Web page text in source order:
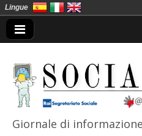
Giornale di
Lingue